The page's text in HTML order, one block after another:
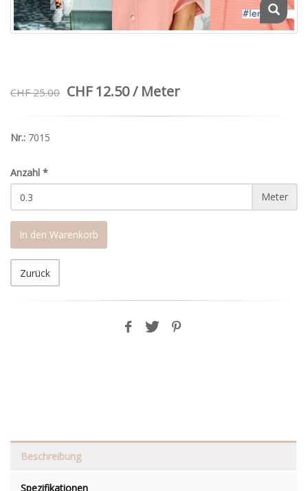
CHF 25.00 CHF 12.50 / Meter
Nr.: 7015
Anzahl *
Meter
In den Warenkorb
Zurück
Beschreibung
Spezifikationen